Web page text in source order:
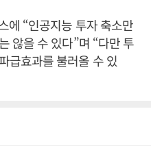
에 “인공지능 투자 축소만
않을 수 있다”며 “다만 투
급효과를 불러올 수 있